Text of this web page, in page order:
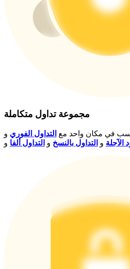
Crypto World Cup 2026: Grand
77,777+3k Rewards
المزيد من الفعاليات
مجموعة تداول متكاملة
في مكان واحد مع التداول الفوري و
الآجلة و التداول بالنسخ و التداول ألفا